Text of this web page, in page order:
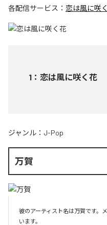
各配信サービス： 恋は風に咲
1 ： 恋は風に咲く花
ジャンル： J-Pop
万賀
彼のアーティスト名は万賀です。
います。